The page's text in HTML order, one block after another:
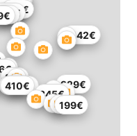
1239€
1142€
199€
121€
410€ 929€
345€
92€